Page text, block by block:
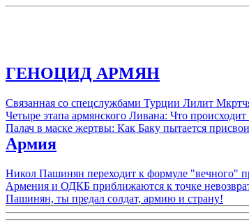
ГЕНОЦИД АРМЯН
Связанная со спецслужбами Турции Лилит
Четыре этапа армянского Ливана: Что
Палач в маске жертвы: Как Баку пытается
Армия
Никол Пашинян переходит к формуле "вечного"
Армения и ОДКБ приближаются к точке
Пашинян, ты предал солдат, армию и страну!